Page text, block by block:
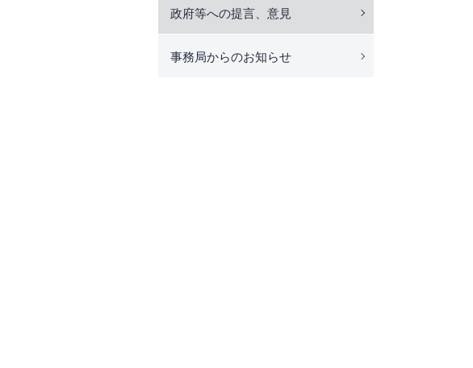
政府等への提言、意見
事務局からのお知らせ